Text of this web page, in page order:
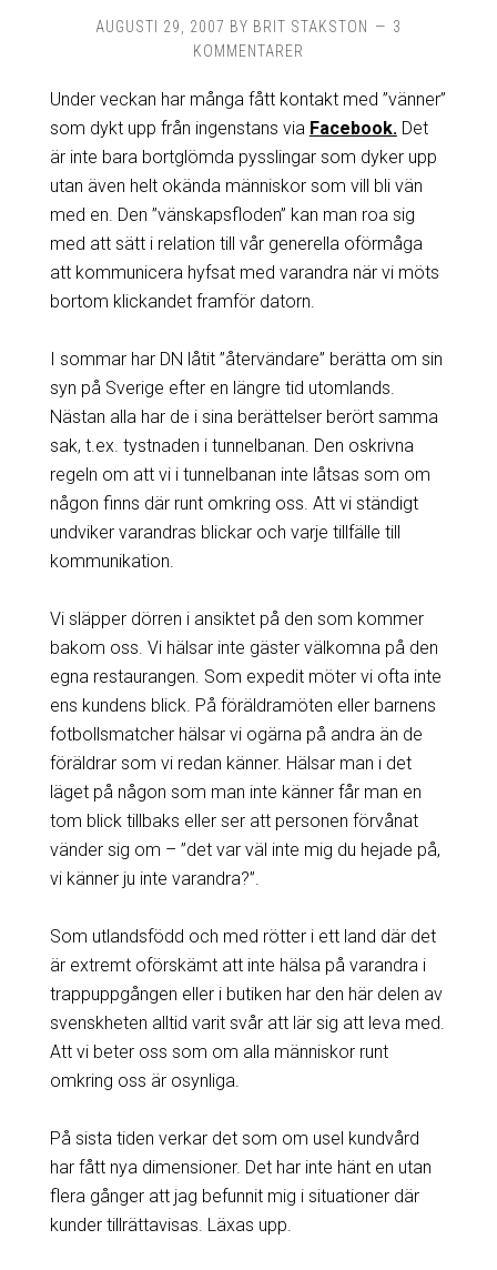
AUGUSTI 29, 2007 BY BRIT STAKSTON
3
KOMMENTARER
Under veckan har många fått kontakt med ”vänner”
som dykt upp från ingenstans via Facebook. Det
är inte bara bortglömda pysslingar som dyker upp
utan även helt okända människor som vill bli vän
med en. Den ”vänskapsfloden” kan man roa sig
med att sätt i relation till vår generella oförmåga
att kommunicera hyfsat med varandra när vi möts
bortom klickandet framför datorn.
I sommar har DN låtit ”återvändare” berätta om sin
syn på Sverige efter en längre tid utomlands.
Nästan alla har de i sina berättelser berört samma
sak, t.ex. tystnaden i tunnelbanan. Den oskrivna
regeln om att vi i tunnelbanan inte låtsas som om
någon finns där runt omkring oss. Att vi ständigt
undviker varandras blickar och varje tillfälle till
kommunikation.
Vi släpper dörren i ansiktet på den som kommer
bakom oss. Vi hälsar inte gäster välkomna på den
egna restaurangen. Som expedit möter vi ofta inte
ens kundens blick. På föräldramöten eller barnens
fotbollsmatcher hälsar vi ogärna på andra än de
föräldrar som vi redan känner. Hälsar man i det
läget på någon som man inte känner får man en
tom blick tillbaks eller ser att personen förvånat
vänder sig om – ”det var väl inte mig du hejade på,
vi känner ju inte varandra?”.
Som utlandsfödd och med rötter i ett land där det
är extremt oförskämt att inte hälsa på varandra i
trappuppgången eller i butiken har den här delen av
svenskheten alltid varit svår att lär sig att leva med.
Att vi beter oss som om alla människor runt
omkring oss är osynliga.
På sista tiden verkar det som om usel kundvård
har fått nya dimensioner. Det har inte hänt en utan
flera gånger att jag befunnit mig i situationer där
kunder tillrättavisas. Läxas upp.